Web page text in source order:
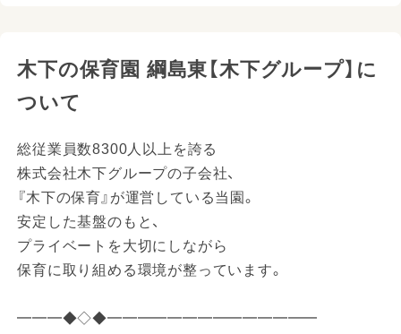
木下の保育園 綱島東【木下グループ】に
ついて
総従業員数8300人以上を誇る
株式会社木下グループの子会社、
『木下の保育』が運営している当園。
安定した基盤のもと、
プライベートを大切にしながら
保育に取り組める環境が整っています。
━━━◆◇◆━━━━━━━━━━━━━━